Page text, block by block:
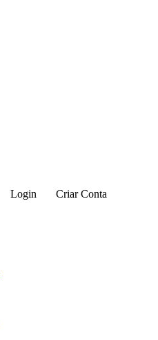
Login Criar Conta